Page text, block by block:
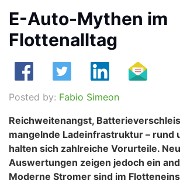
E-Auto-Mythen im
Flottenalltag
Posted by: Fabio Simeon
Reichweitenangst,
mangelnde Ladeinfrastruktur – rund
halten sich zahlreiche Vorurteile.
Auswertungen zeigen jedoch ein
Moderne Stromer sind im